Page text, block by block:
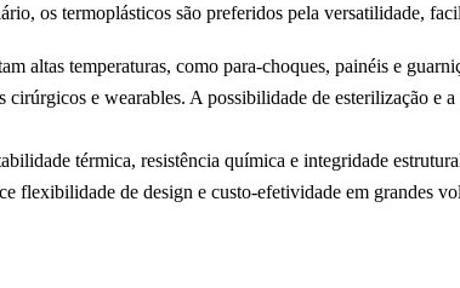
os termoplásticos são preferidos pela versatilidade,
altas temperaturas, como para-choques, painéis e
e wearables. A possibilidade de esterilização e
térmica, resistência química e integridade
flexibilidade de design e custo-efetividade em grandes